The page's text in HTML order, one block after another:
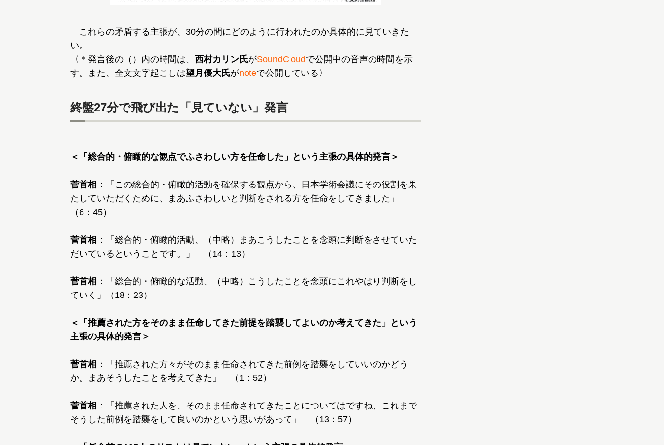
これらの矛盾する主張が、30分の間にどのように行われたのか具体的に見ていきた
い。
〈＊発言後の（）内の時間は、 西村カリン氏がSoundCloudで公開中の音声の時間を示
す。また、全文文字起こしは望月優大氏がnoteで公開している〉
終盤27分で飛び出た「見ていない」発言
＜「総合的・俯瞰的な観点でふさわしい方を任命した」という主張の具体的発言＞
菅首相 ：「この総合的・俯瞰的活動を確保する観点から、日本学術会議にその役割を果
たしていただくために、まあふさわしいと判断をされる方を任命をしてきました」
（6：45）
菅首相 ：「総合的・俯瞰的活動、（中略）まあこうしたことを念頭に判断をさせていた
だいているということです。」 （14：13）
菅首相 ：「総合的・俯瞰的な活動、（中略）こうしたことを念頭にこれやはり判断をし
ていく」（18：23）
＜「推薦された方をそのまま任命してきた前提を踏襲してよいのか考えてきた」という
主張の具体的発言＞
菅首相 ：「推薦された方々がそのまま任命されてきた前例を踏襲をしていいのかどう
か。まあそうしたことを考えてきた」 （1：52）
菅首相 ：「推薦された人を、そのまま任命されてきたことについてはですね、これまで
そうした前例を踏襲をして良いのかという思いがあって」 （13：57）